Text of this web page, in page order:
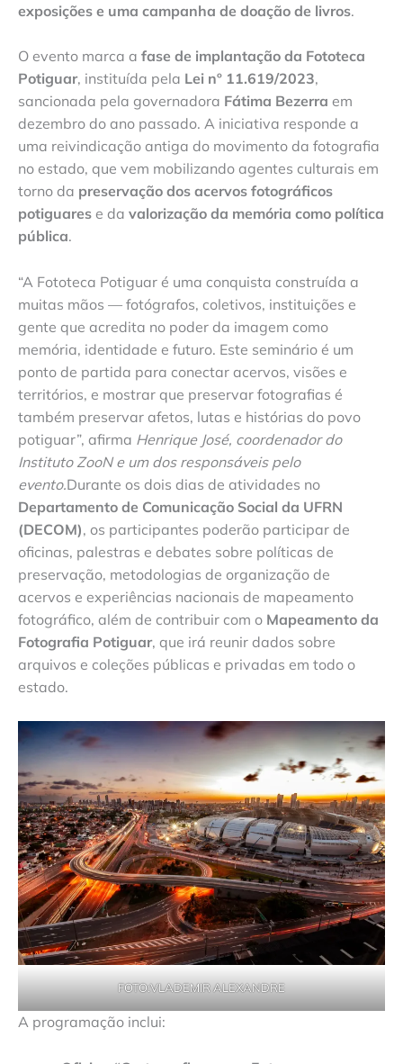
exposições e uma campanha de doação de livros.
O evento marca a fase de implantação da Fototeca
Potiguar, instituída pela Lei nº 11.619/2023,
sancionada pela governadora Fátima Bezerra em
dezembro do ano passado. A iniciativa responde a
uma reivindicação antiga do movimento da fotografia
no estado, que vem mobilizando agentes culturais em
torno da preservação dos acervos fotográficos
potiguares e da valorização da memória como política
pública.
“A Fototeca Potiguar é uma conquista construída a
muitas mãos — fotógrafos, coletivos, instituições e
gente que acredita no poder da imagem como
memória, identidade e futuro. Este seminário é um
ponto de partida para conectar acervos, visões e
territórios, e mostrar que preservar fotografias é
também preservar afetos, lutas e histórias do povo
potiguar”, afirma Henrique José, coordenador do
Instituto ZooN e um dos responsáveis pelo
evento.Durante os dois dias de atividades no
Departamento de Comunicação Social da UFRN
(DECOM), os participantes poderão participar de
oficinas, palestras e debates sobre políticas de
preservação, metodologias de organização de
acervos e experiências nacionais de mapeamento
fotográfico, além de contribuir com o Mapeamento da
Fotografia Potiguar, que irá reunir dados sobre
arquivos e coleções públicas e privadas em todo o
estado.
FOTO:VLADEMIR ALEXANDRE
A programação inclui: